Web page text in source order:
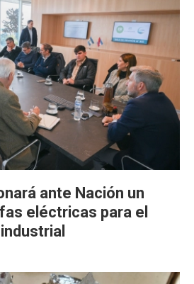
ante Nación un
eléctricas para el